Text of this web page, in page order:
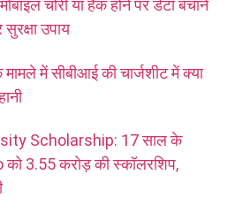
चोरी या हैक होने पर डेटा बचाने
उपाय
में सीबीआई की चार्जशीट में क्या
Scholarship: 17 साल के
3.55 करोड़ की स्कॉलरशिप,